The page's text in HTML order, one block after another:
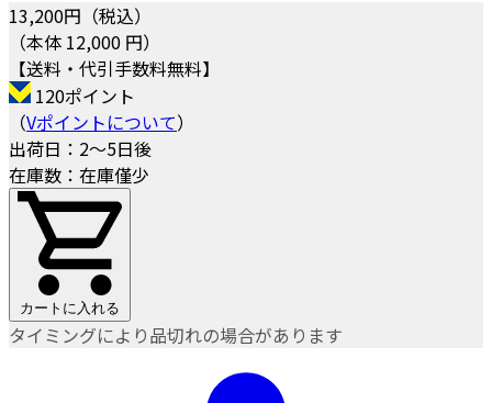
13,200円（税込）
（本体 12,000 円）
【送料・代引手数料無料】
120ポイント
（Vポイントについて）
出荷日：2～5日後
在庫数：在庫僅少
カートに入れる
タイミングにより品切れの場合があります